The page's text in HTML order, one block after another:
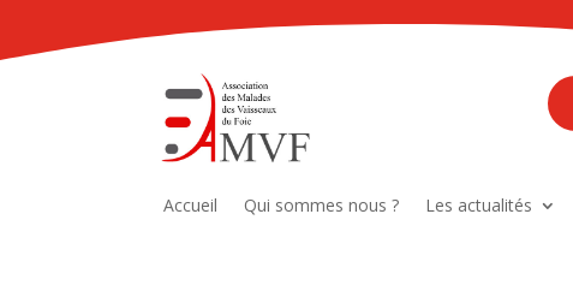
Accueil Qui sommes nous ? Les actualités